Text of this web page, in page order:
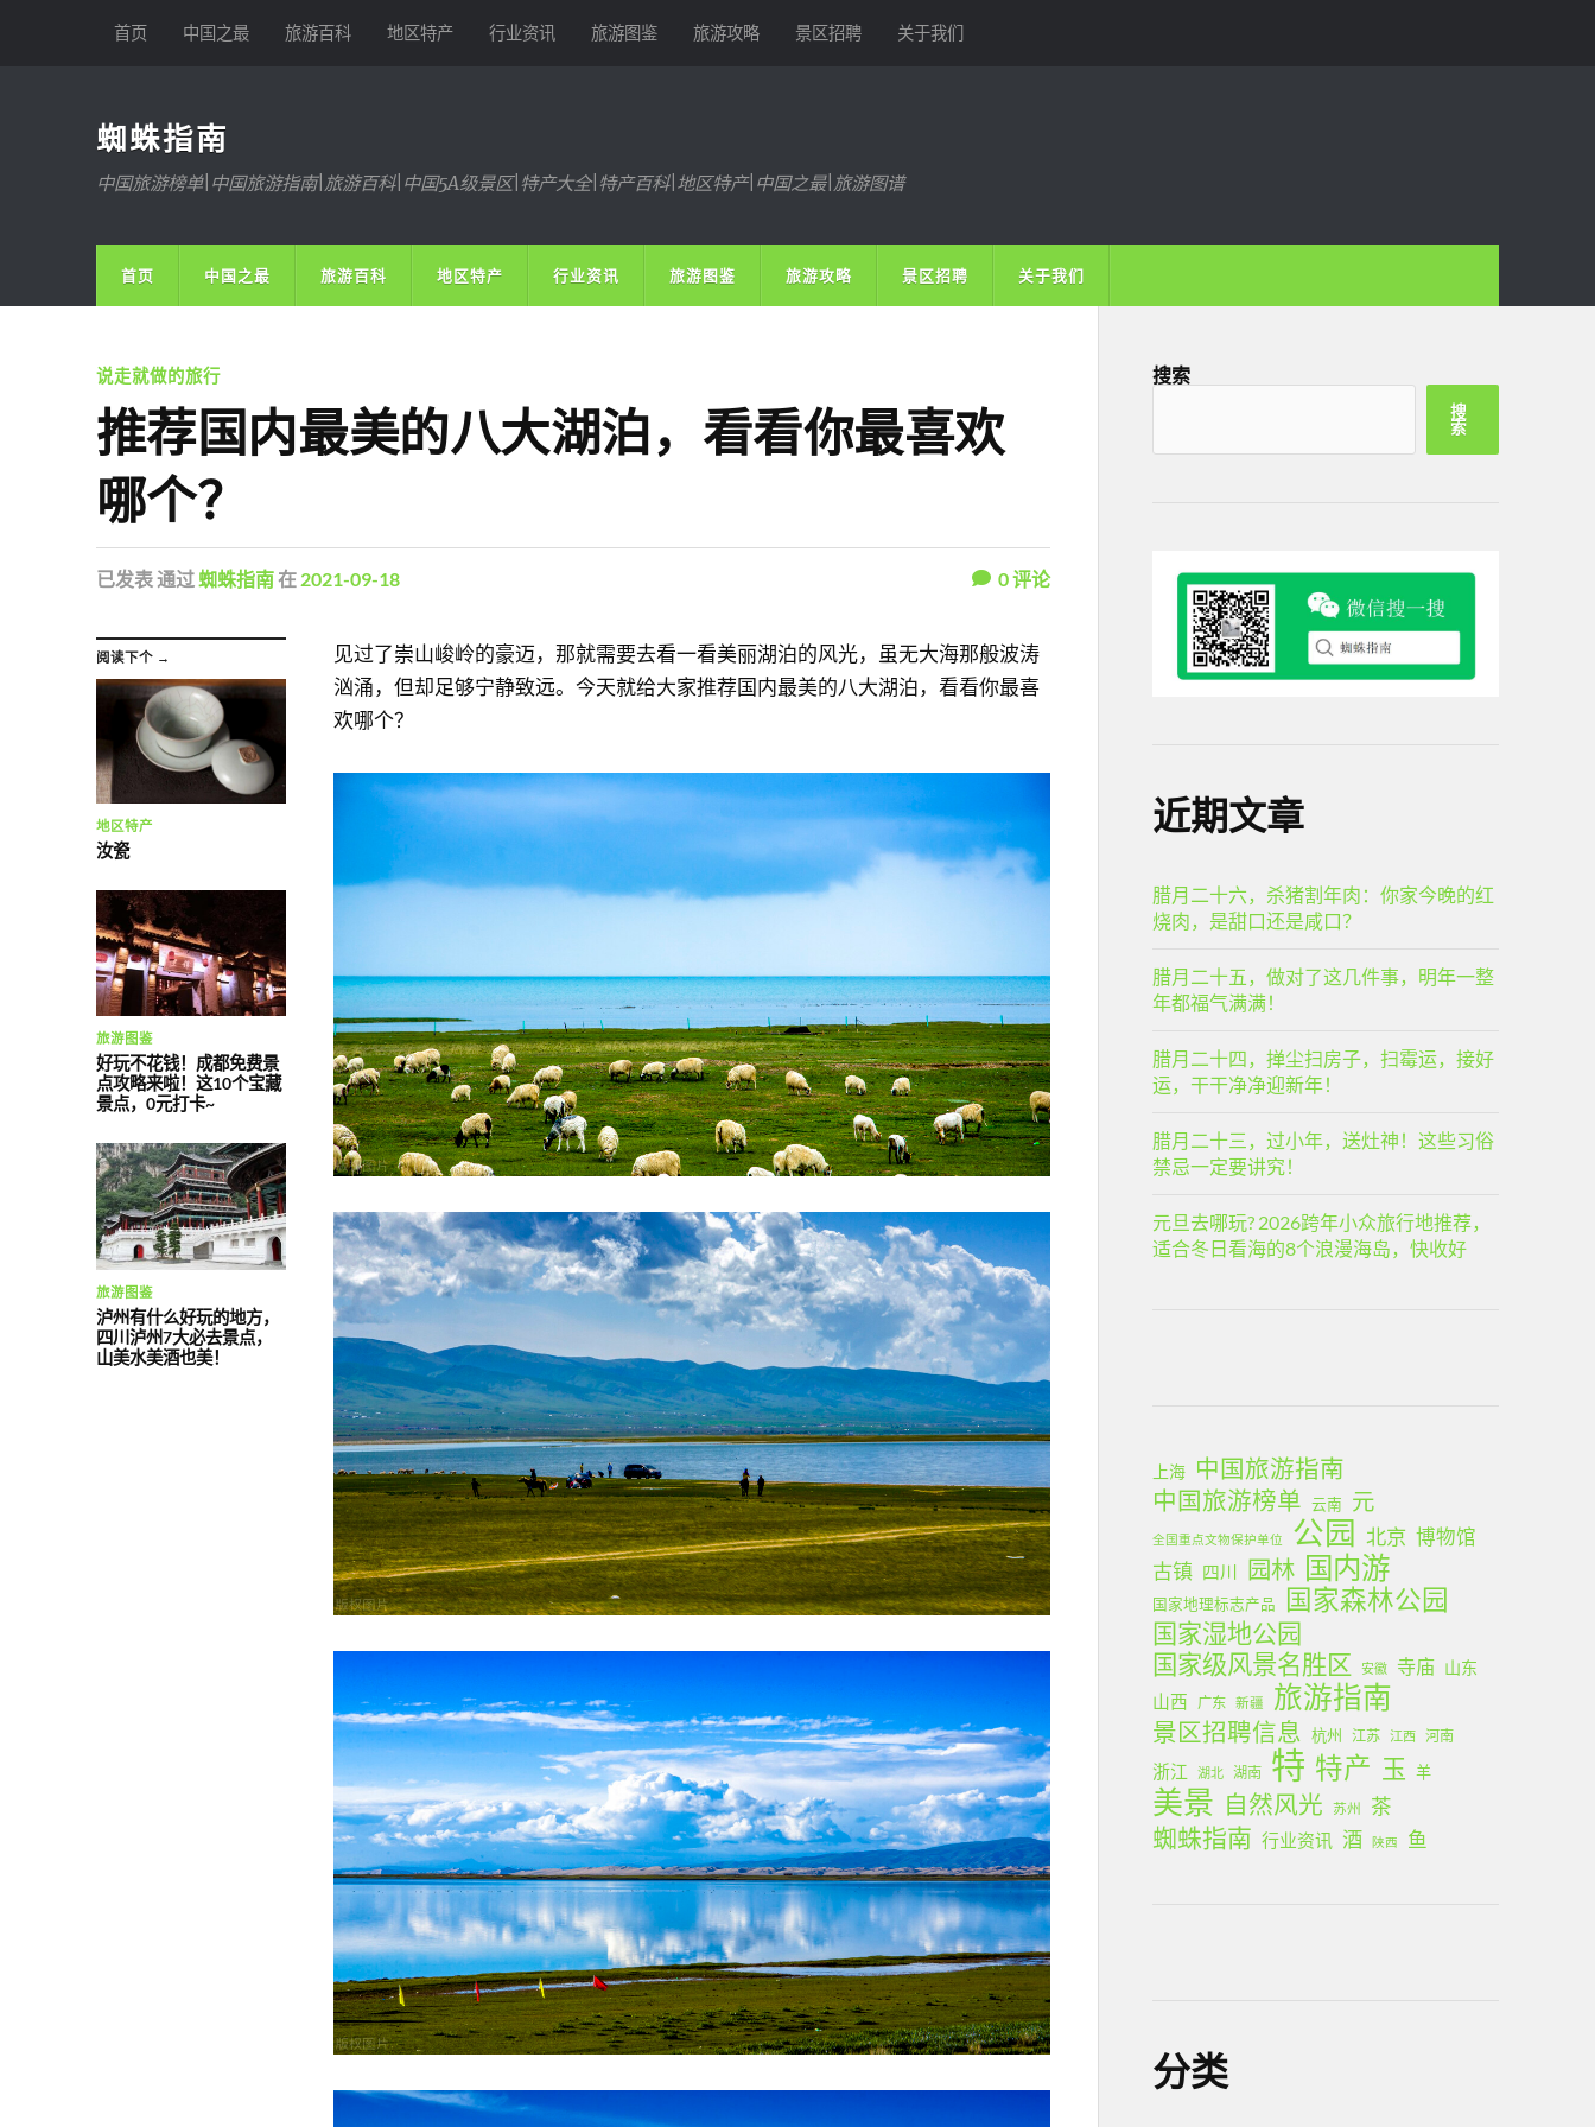
首页 中国之最 旅游百科 地区特产 行业资讯 旅游图鉴 旅游攻略 景区招聘 关于我们
蜘蛛指南
中国旅游榜单|中国旅游指南|旅游百科|中国5A级景区|特产大全|特产百科|地区特产|中国之最|旅游图谱
首页 中国之最 旅游百科 地区特产 行业资讯 旅游图鉴 旅游攻略 景区招聘 关于我们
说走就做的旅行
推荐国内最美的八大湖泊，看看你最喜欢
哪个？
已发表通过蜘蛛指南在 2021-09-18 0评论
阅读下个 →
地区特产
汝瓷
旅游图鉴
好玩不花钱！成都免费景
点攻略来啦！这10个宝藏
景点，0元打卡~
旅游图鉴
泸州有什么好玩的地方，
四川泸州7大必去景点，
山美水美酒也美！
见过了崇山峻岭的豪迈，那就需要去看一看美丽湖泊的风光，虽无大海那般波涛
汹涌，但却足够宁静致远。今天就给大家推荐国内最美的八大湖泊，看看你最喜
欢哪个？
搜索
搜
索
近期文章
腊月二十六，杀猪割年肉：你家今晚的红
烧肉，是甜口还是咸口？
腊月二十五，做对了这几件事，明年一整
年都福气满满！
腊月二十四，掸尘扫房子，扫霉运，接好
运，干干净净迎新年！
腊月二十三，过小年，送灶神！这些习俗
禁忌一定要讲究！
元旦去哪玩? 2026跨年小众旅行地推荐，
适合冬日看海的8个浪漫海岛，快收好
上海
中国旅游指南
中国旅游榜单 云南 元
全国重点文物保护单位 公园 北京 博物馆
古镇 四川 园林 国内游
国家地理标志产品 国家森林公园
国家湿地公园
国家级风景名胜区
安徽 寺庙 山东
山西 广东 新疆 旅游指南
景区招聘信息 杭州 江苏 江西 河南
浙江 湖北 湖南 特 特产 玉 羊
美景 自然风光 苏州 茶
蜘蛛指南 行业资讯 酒 陕西 鱼
分类